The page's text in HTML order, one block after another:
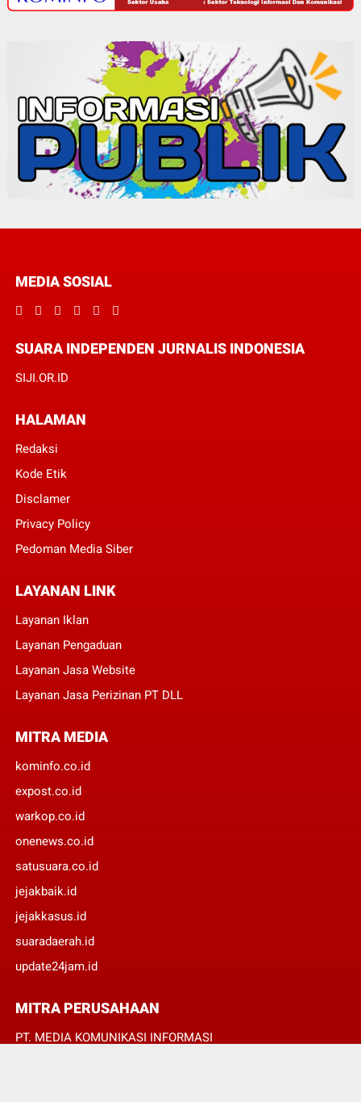
MEDIA SOSIAL
SUARA INDEPENDEN JURNALIS INDONESIA
SIJI.OR.ID
HALAMAN
Redaksi
Kode Etik
Disclamer
Privacy Policy
Pedoman Media Siber
LAYANAN LINK
Layanan Iklan
Layanan Pengaduan
Layanan Jasa Website
Layanan Jasa Perizinan PT DLL
MITRA MEDIA
kominfo.co.id
expost.co.id
warkop.co.id
onenews.co.id
satusuara.co.id
jejakbaik.id
jejakkasus.id
suaradaerah.id
update24jam.id
MITRA PERUSAHAAN
PT. MEDIA KOMUNIKASI INFORMASI